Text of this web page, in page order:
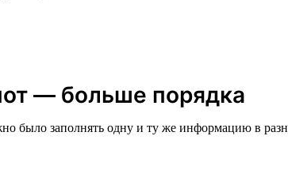
— больше порядка
было заполнять одну и ту же информацию в